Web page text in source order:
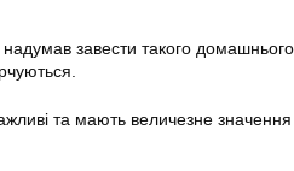
завести такого домашнього
та мають величезне